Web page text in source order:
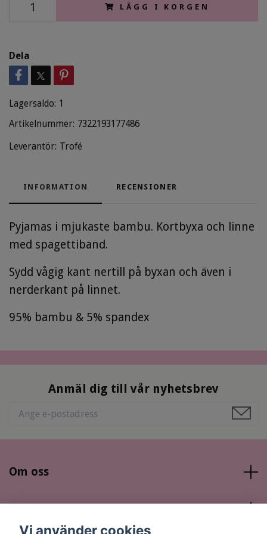
LÄGG I KORGEN
Dela
Lagersaldo: 1
Artikelnummer: 7322193177486
Leverantör: Trofé
INFORMATION RECENSIONER
Pyjamas i mjukaste bambu. Kortbyxa och linne
med spagettiband.
Sydd vågig kant nertill på byxan och även i
nerderkant på linnet.
95% bambu & 5% spandex
Anmäl dig till vår nyhetsbrev
Om oss
Vi använder cookies